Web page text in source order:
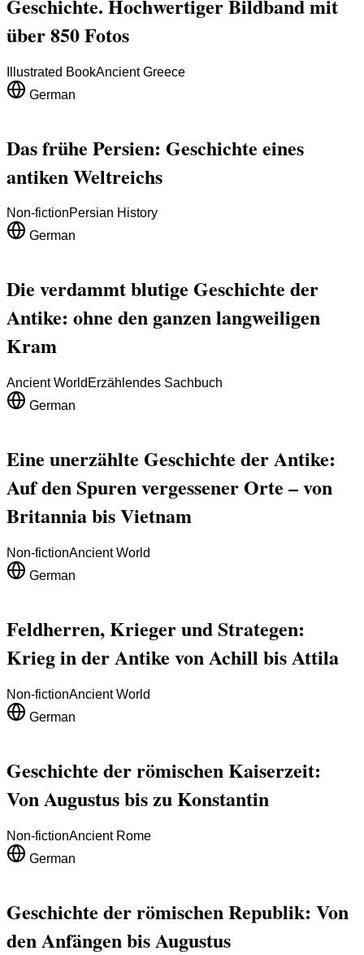
Geschichte. Hochwertiger Bildband mit
über 850 Fotos
Illustrated BookAncient Greece
German
Das frühe Persien: Geschichte eines
antiken Weltreichs
Non-fictionPersian History
German
Die verdammt blutige Geschichte der
Antike: ohne den ganzen langweiligen
Kram
Ancient World Erzählendes Sachbuch
German
Eine unerzählte Geschichte der Antike:
Auf den Spuren vergessener Orte – von
Britannia bis Vietnam
Non-fictionAncient World
German
Feldherren, Krieger und Strategen:
Krieg in der Antike von Achill bis Attila
Non-fictionAncient World
German
Geschichte der römischen Kaiserzeit:
Von Augustus bis zu Konstantin
Non-fictionAncient Rome
German
Geschichte der römischen Republik: Von
den Anfängen bis Augustus